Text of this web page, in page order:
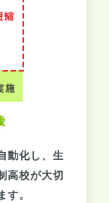
動化し、生
高校が大切
。